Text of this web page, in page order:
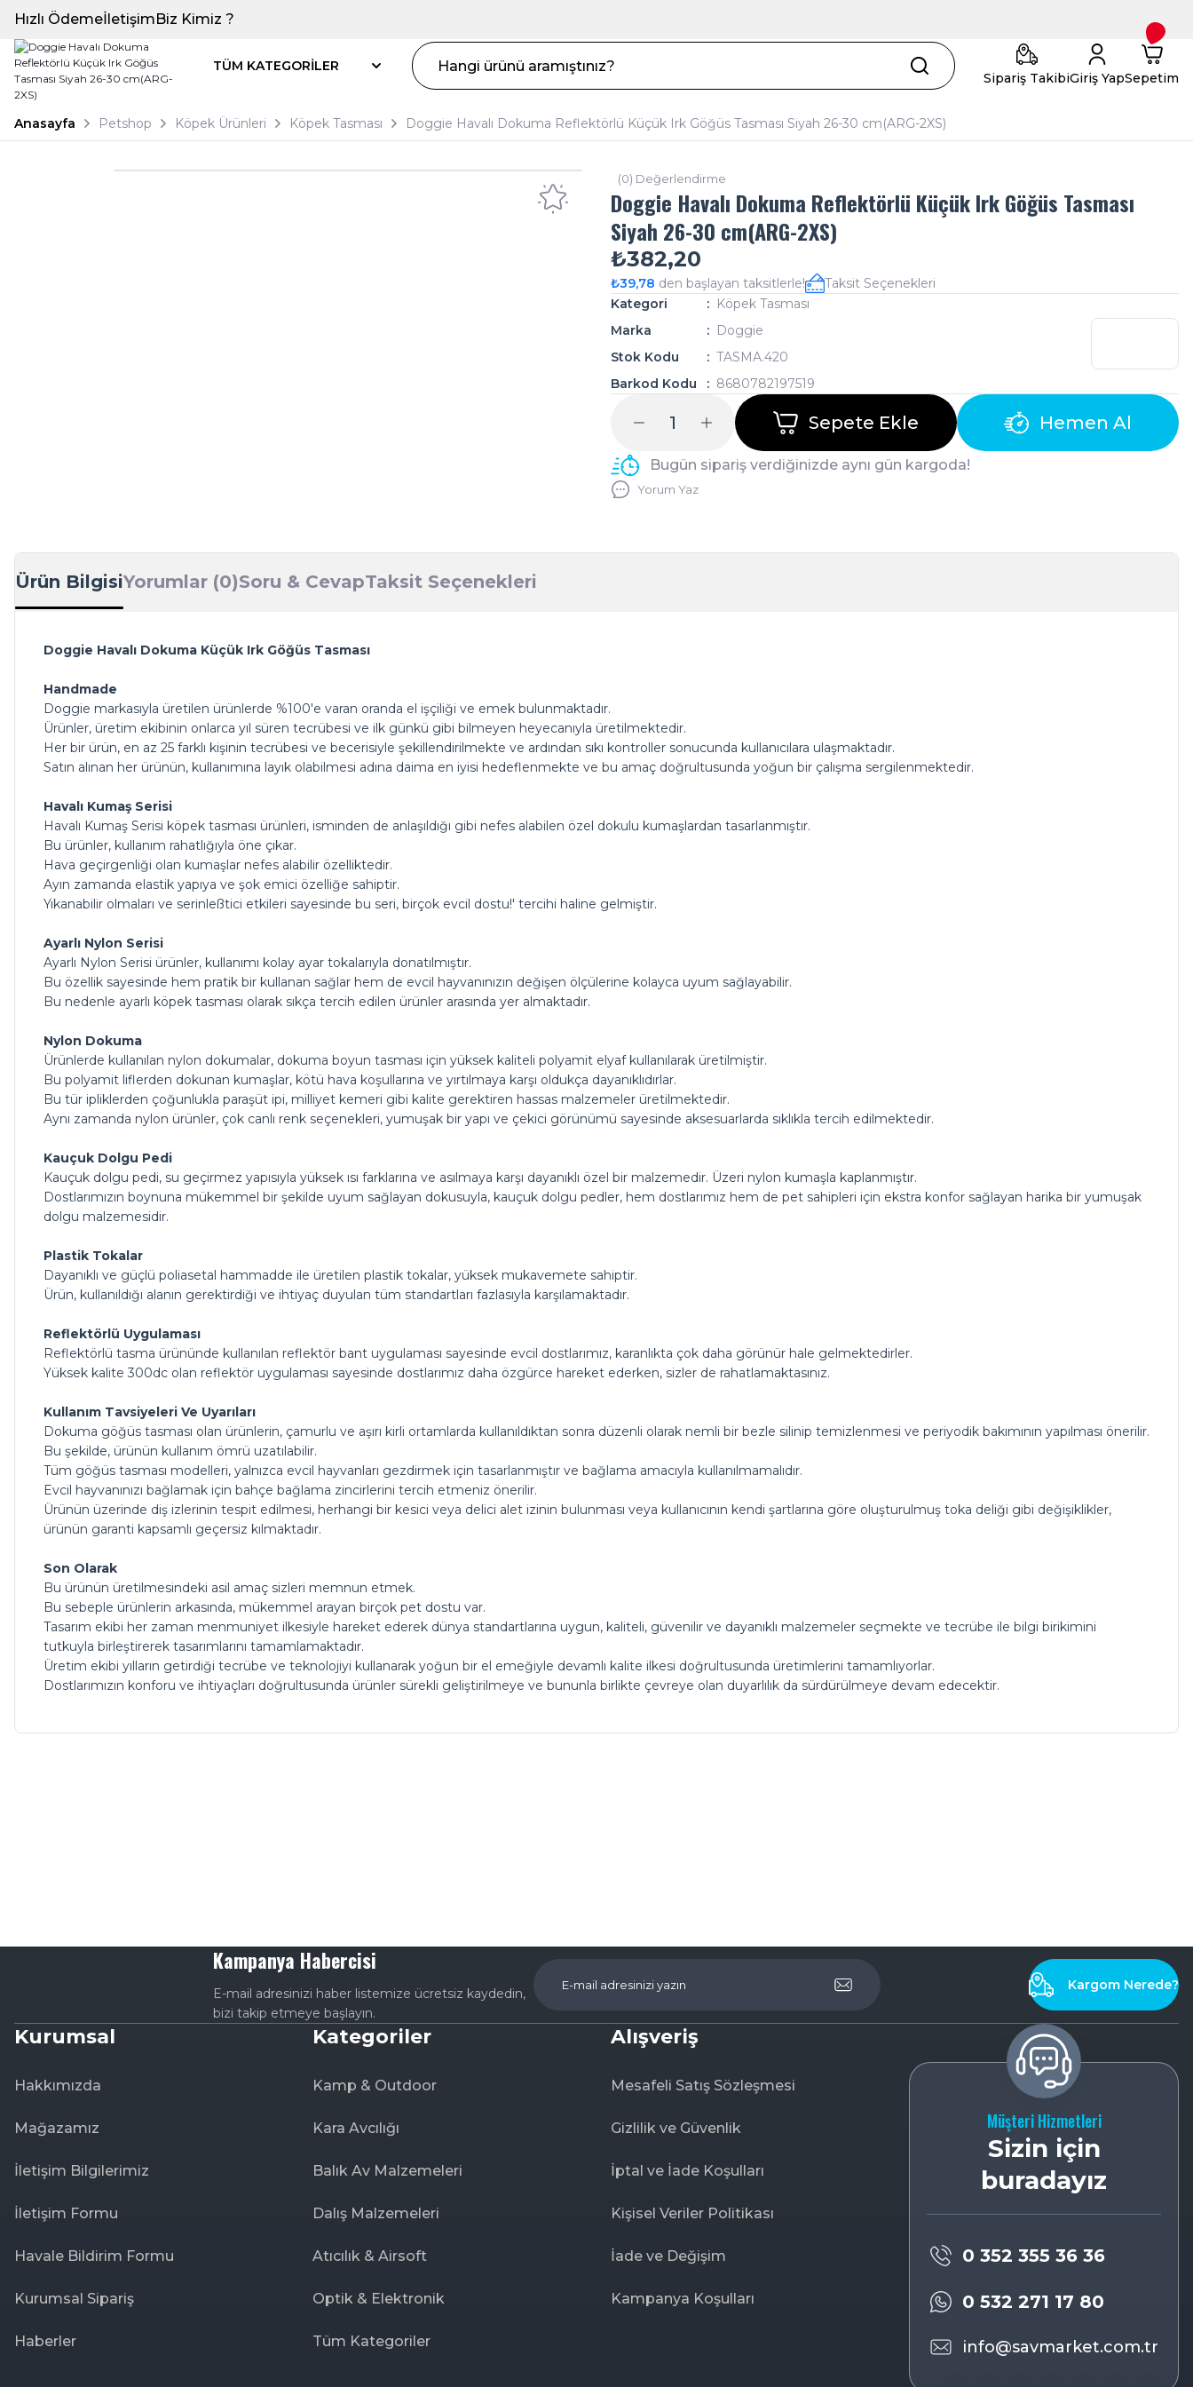
Hızlı ÖdemeİletişimBiz Kimiz ?
TÜM KATEGORİLER
Sipariş TakibiGiriş YapSepetim
Anasayfa Petshop Köpek Ürünleri Köpek Tasması Doggie Havalı Dokuma Reflektörlü Küçük Irk Göğüs Tasması Siyah 26-30 cm(ARG-2XS)
(0) Değerlendirme
Doggie Havalı Dokuma Reflektörlü Küçük Irk Göğüs Tasması
Siyah 26-30 cm(ARG-2XS)
₺382,20
₺39,78 den başlayan taksitlerle!
Taksit Seçenekleri
Kategori
Köpek Tasması
Marka
Doggie
Stok Kodu
TASMA.420
Barkod Kodu
8680782197519
Sepete Ekle Hemen Al
Bugün sipariş verdiğinizde aynı gün kargoda!
Yorum Yaz
Ürün BilgisiYorumlar (0)Soru & CevapTaksit Seçenekleri
Doggie Havalı Dokuma Küçük Irk Göğüs Tasması
Handmade
Doggie markasıyla üretilen ürünlerde %100'e varan oranda el işçiliği ve emek bulunmaktadır.
Ürünler, üretim ekibinin onlarca yıl süren tecrübesi ve ilk günkü gibi bilmeyen heyecanıyla üretilmektedir.
Her bir ürün, en az 25 farklı kişinin tecrübesi ve becerisiyle şekillendirilmekte ve ardından sıkı kontroller sonucunda kullanıcılara ulaşmaktadır.
Satın alınan her ürünün, kullanımına layık olabilmesi adına daima en iyisi hedeflenmekte ve bu amaç doğrultusunda yoğun bir çalışma sergilenmektedir.
Havalı Kumaş Serisi
Havalı Kumaş Serisi köpek tasması ürünleri, isminden de anlaşıldığı gibi nefes alabilen özel dokulu kumaşlardan tasarlanmıştır.
Bu ürünler, kullanım rahatlığıyla öne çıkar.
Hava geçirgenliği olan kumaşlar nefes alabilir özelliktedir.
Ayın zamanda elastik yapıya ve şok emici özelliğe sahiptir.
Yıkanabilir olmaları ve serinleßtici etkileri sayesinde bu seri, birçok evcil dostu!' tercihi haline gelmiştir.
Ayarlı Nylon Serisi
Ayarlı Nylon Serisi ürünler, kullanımı kolay ayar tokalarıyla donatılmıştır.
Bu özellik sayesinde hem pratik bir kullanan sağlar hem de evcil hayvanınızın değişen ölçülerine kolayca uyum sağlayabilir.
Bu nedenle ayarlı köpek tasması olarak sıkça tercih edilen ürünler arasında yer almaktadır.
Nylon Dokuma
Ürünlerde kullanılan nylon dokumalar, dokuma boyun tasması için yüksek kaliteli polyamit elyaf kullanılarak üretilmiştir.
Bu polyamit liflerden dokunan kumaşlar, kötü hava koşullarına ve yırtılmaya karşı oldukça dayanıklıdırlar.
Bu tür ipliklerden çoğunlukla paraşüt ipi, milliyet kemeri gibi kalite gerektiren hassas malzemeler üretilmektedir.
Aynı zamanda nylon ürünler, çok canlı renk seçenekleri, yumuşak bir yapı ve çekici görünümü sayesinde aksesuarlarda sıklıkla tercih edilmektedir.
Kauçuk Dolgu Pedi
Kauçuk dolgu pedi, su geçirmez yapısıyla yüksek ısı farklarına ve asılmaya karşı dayanıklı özel bir malzemedir. Üzeri nylon kumaşla kaplanmıştır.
Dostlarımızın boynuna mükemmel bir şekilde uyum sağlayan dokusuyla, kauçuk dolgu pedler, hem dostlarımız hem de pet sahipleri için ekstra konfor sağlayan harika bir yumuşak
dolgu malzemesidir.
Plastik Tokalar
Dayanıklı ve güçlü poliasetal hammadde ile üretilen plastik tokalar, yüksek mukavemete sahiptir.
Ürün, kullanıldığı alanın gerektirdiği ve ihtiyaç duyulan tüm standartları fazlasıyla karşılamaktadır.
Reflektörlü Uygulaması
Reflektörlü tasma ürününde kullanılan reflektör bant uygulaması sayesinde evcil dostlarımız, karanlıkta çok daha görünür hale gelmektedirler.
Yüksek kalite 300dc olan reflektör uygulaması sayesinde dostlarımız daha özgürce hareket ederken, sizler de rahatlamaktasınız.
Kullanım Tavsiyeleri Ve Uyarıları
Dokuma göğüs tasması olan ürünlerin, çamurlu ve aşırı kirli ortamlarda kullanıldıktan sonra düzenli olarak nemli bir bezle silinip temizlenmesi ve periyodik bakımının yapılması önerilir.
Bu şekilde, ürünün kullanım ömrü uzatılabilir.
Tüm göğüs tasması modelleri, yalnızca evcil hayvanları gezdirmek için tasarlanmıştır ve bağlama amacıyla kullanılmamalıdır.
Evcil hayvanınızı bağlamak için bahçe bağlama zincirlerini tercih etmeniz önerilir.
Ürünün üzerinde diş izlerinin tespit edilmesi, herhangi bir kesici veya delici alet izinin bulunması veya kullanıcının kendi şartlarına göre oluşturulmuş toka deliği gibi değişiklikler,
ürünün garanti kapsamlı geçersiz kılmaktadır.
Son Olarak
Bu ürünün üretilmesindeki asil amaç sizleri memnun etmek.
Bu sebeple ürünlerin arkasında, mükemmel arayan birçok pet dostu var.
Tasarım ekibi her zaman menmuniyet ilkesiyle hareket ederek dünya standartlarına uygun, kaliteli, güvenilir ve dayanıklı malzemeler seçmekte ve tecrübe ile bilgi birikimini
tutkuyla birleştirerek tasarımlarını tamamlamaktadır.
Üretim ekibi yılların getirdiği tecrübe ve teknolojiyi kullanarak yoğun bir el emeğiyle devamlı kalite ilkesi doğrultusunda üretimlerini tamamlıyorlar.
Dostlarımızın konforu ve ihtiyaçları doğrultusunda ürünler sürekli geliştirilmeye ve bununla birlikte çevreye olan duyarlılık da sürdürülmeye devam edecektir.
Kampanya Habercisi
E-mail adresinizi haber listemize ücretsiz kaydedin,
bizi takip etmeye başlayın.
Kargom Nerede?
Kurumsal
Hakkımızda
Mağazamız
İletişim Bilgilerimiz
İletişim Formu
Havale Bildirim Formu
Kurumsal Sipariş
Haberler
Kategoriler
Kamp & Outdoor
Kara Avcılığı
Balık Av Malzemeleri
Dalış Malzemeleri
Atıcılık & Airsoft
Optik & Elektronik
Tüm Kategoriler
Alışveriş
Mesafeli Satış Sözleşmesi
Gizlilik ve Güvenlik
İptal ve İade Koşulları
Kişisel Veriler Politikası
İade ve Değişim
Kampanya Koşulları
Müşteri Hizmetleri
Sizin için
buradayız
0 352 355 36 36
0 532 271 17 80
info@savmarket.com.tr